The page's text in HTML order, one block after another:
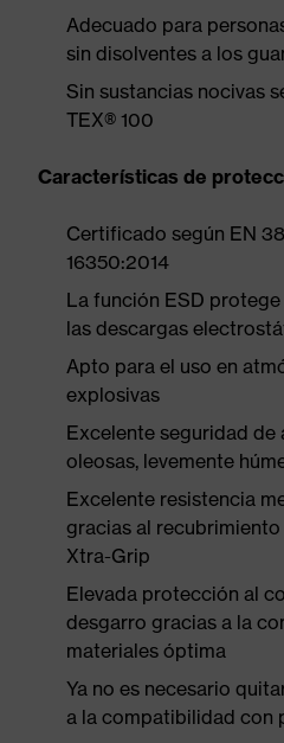
Adecuado para
sin disolventes a los
Sin sustancias nocivas
TEX® 100
Características de
Certificado según EN
16350:2014
La función ESD
las descargas
Apto para el uso en
explosivas
Excelente seguridad de
oleosas, levemente
Excelente resistencia
gracias al
Xtra-Grip
Elevada protección al
desgarro gracias a la
materiales óptima
Ya no es necesario
a la compatibilidad con